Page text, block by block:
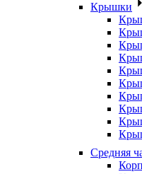
Крышки
Средняя